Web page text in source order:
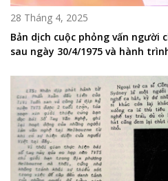
28 Tháng 4, 2025
Bản dịch cuộc phỏng vấn người
sau ngày 30/4/1975 và hành